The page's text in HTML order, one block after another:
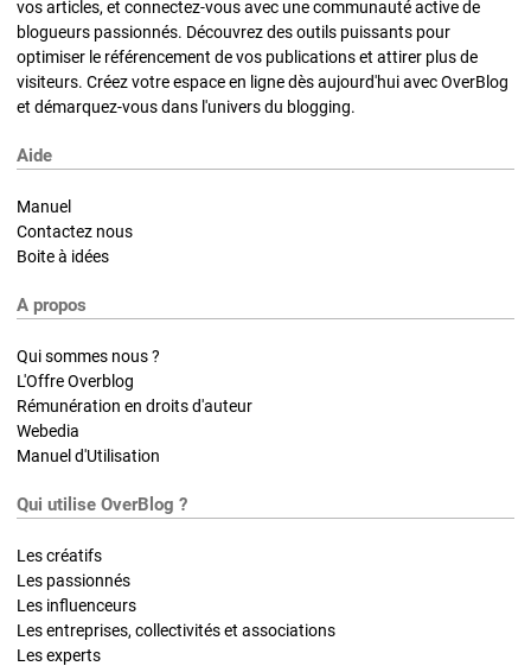
vos articles, et connectez-vous avec une communauté active de
blogueurs passionnés. Découvrez des outils puissants pour
optimiser le référencement de vos publications et attirer plus de
visiteurs. Créez votre espace en ligne dès aujourd'hui avec OverBlog
et démarquez-vous dans l'univers du blogging.
Aide
Manuel
Contactez nous
Boite à idées
A propos
Qui sommes nous ?
L'Offre Overblog
Rémunération en droits d'auteur
Webedia
Manuel d'Utilisation
Qui utilise OverBlog ?
Les créatifs
Les passionnés
Les influenceurs
Les entreprises, collectivités et associations
Les experts